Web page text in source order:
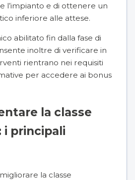
l’impianto e di ottenere un
inferiore alle attese.
abilitato fin dalla fase di
inoltre di verificare in
rientrano nei requisiti
per accedere ai bonus
la classe
i principali
la classe